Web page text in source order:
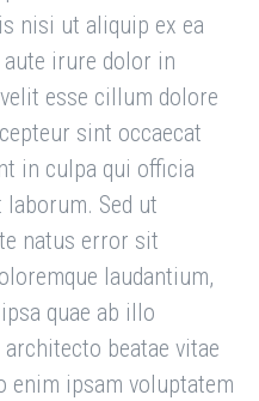
nisi ut aliquip ex ea
irure dolor in
esse cillum dolore
sint occaecat
in culpa qui officia
Sed ut
natus error sit
laudantium,
quae ab illo
beatae vitae
enim ipsam voluptatem